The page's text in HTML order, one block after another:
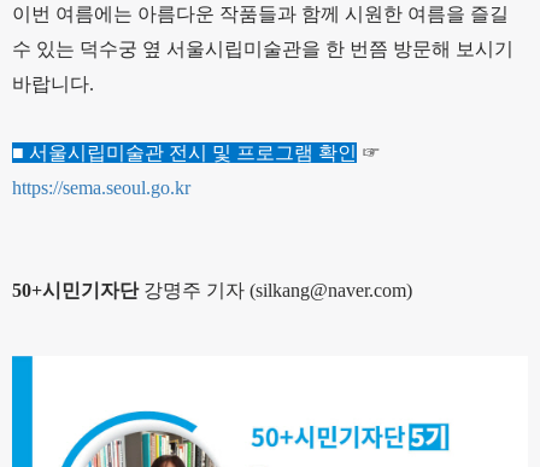
이번 여름에는 아름다운 작품들과 함께 시원한 여름을 즐길
수 있는 덕수궁 옆 서울시립미술관을 한 번쯤 방문해 보시기
바랍니다.
■ 서울시립미술관 전시 및 프로그램 확인 ☞
https://sema.seoul.go.kr
50+시민기자단강명주 기자 (silkang@naver.com)